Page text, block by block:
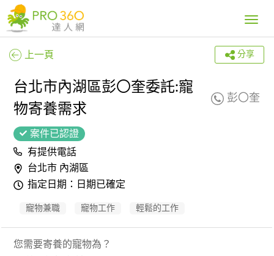
Toggle
上一頁 分享
台北市內湖區彭〇奎委託:寵
物寄養需求
彭〇奎
案件已認證
有提供電話
台北市 內湖區
指定日期：日期已確定
寵物兼職 寵物工作 輕鬆的工作
您需要寄養的寵物為？